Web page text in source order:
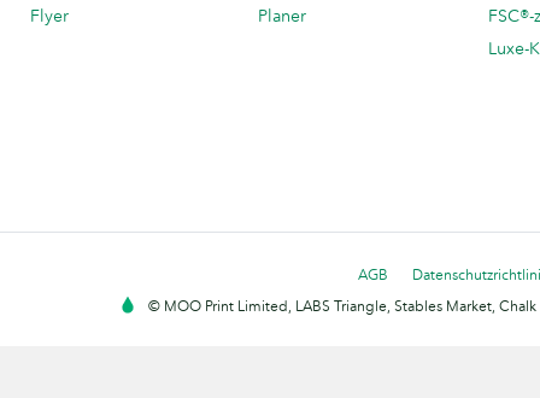
Flyer
Planer
Luxe-
AGB
© MOO Print Limited, LABS Triangle, Stables Market,